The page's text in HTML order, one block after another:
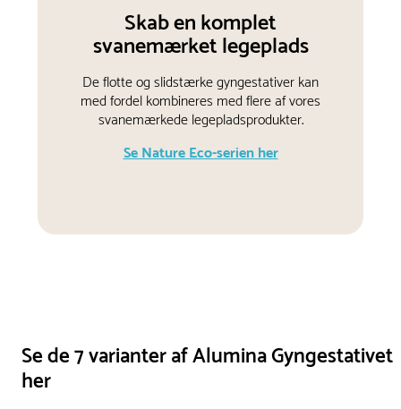
Skab en komplet
svanemærket legeplads
De flotte og slidstærke gyngestativer kan
med fordel kombineres med flere af vores
svanemærkede legepladsprodukter.
Se Nature Eco-serien her
Se de 7 varianter af Alumina Gyngestativet
her